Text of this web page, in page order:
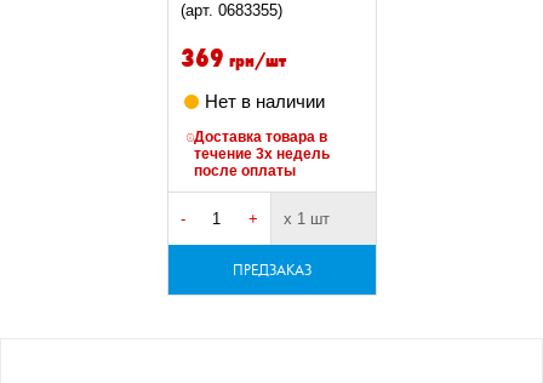
(арт. 0683355)
369 грн/шт
Нет в наличии
Доставка товара в
течение 3х недель
после оплаты
- + х 1 шт
ПРЕДЗАКАЗ